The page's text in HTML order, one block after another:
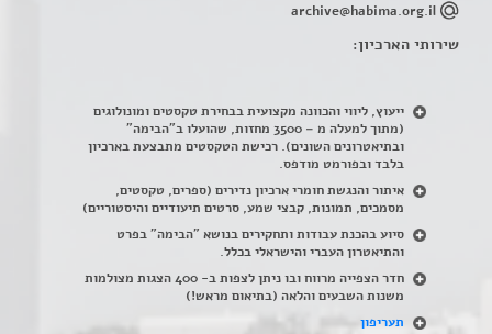
archive@habima.org.il
שירותי הארכיון:
ייעוץ, ליווי והכוונה מקצועית בבחירת טקסטים ומונולוגים
(מתוך למעלה מ – 3500 מחזות, שהועלו ב"הבימה"
ובתיאטרונים השונים). רכישת הטקסטים מתבצעת בארכיון
בלבד ובפורמט מודפס.
איתור והנגשת חומרי ארכיון נדירים (ספרים, טקסטים,
מסמכים, תמונות, קבצי שמע, סרטים תיעודיים והיסטוריים)
סיוע בהכנת עבודות ותחקירים בנושא "הבימה" בפרט
והתיאטרון העברי והישראלי בכלל.
חדר הצפייה מרווח ובו ניתן לצפות ב- 400 הצגות מצולמות
משנות השבעים והלאה (בתיאום מראש!)
תעריפון